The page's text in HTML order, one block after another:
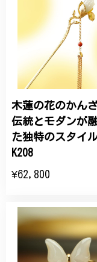
木蓮の花のかん
伝統とモダンが
た独特のスタイ
K208
¥62,800